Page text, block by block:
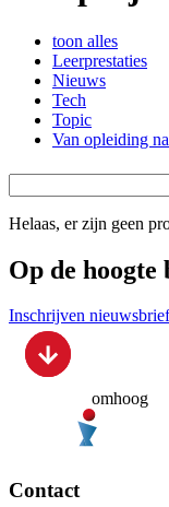
toon alles
Leerprestaties
Nieuws
Tech
Topic
Van opleiding
Helaas, er zijn geen
Op de hoogte
Inschrijven nieuwsbrief
omhoog
Contact